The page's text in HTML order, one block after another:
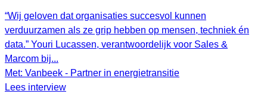
“Wij geloven dat organisaties succesvol kunnen
verduurzamen als ze grip hebben op mensen, techniek én
data.” Youri Lucassen, verantwoordelijk voor Sales &
Marcom bij...
Met: Vanbeek - Partner in energietransitie
Lees interview